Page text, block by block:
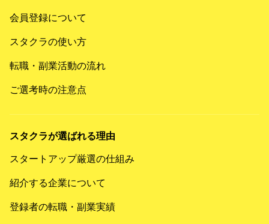
会員登録について
スタクラの使い方
転職・副業活動の流れ
ご選考時の注意点
スタクラが選ばれる理由
スタートアップ厳選の仕組み
紹介する企業について
登録者の転職・副業実績